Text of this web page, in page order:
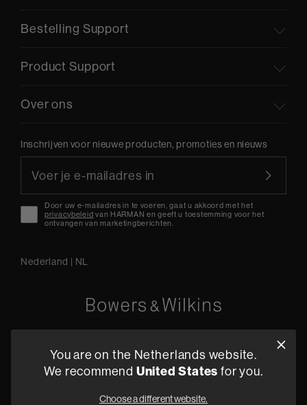
Bestelling Support
Product Support
Over ons
Inschrijven voor nieuwe producten, promoties en nieuws
Door uw e-mailadres in te voeren, gaat u akkoord met het
privacybeleid van HARMAN en geeft u toestemming voor het
ontvangen van marketingberichten.
Nederland | NL
+31 4079 87614
You are on the Netherlands website.
We recommend United States for you.
Choose a different website.